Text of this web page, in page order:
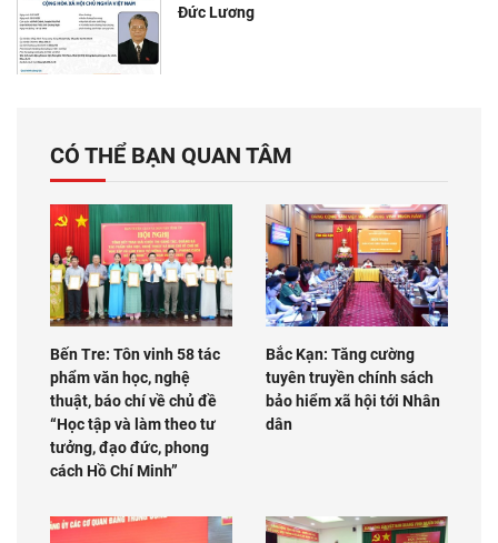
Đức Lương
CÓ THỂ BẠN QUAN TÂM
Bến Tre: Tôn vinh 58 tác
phẩm văn học, nghệ
thuật, báo chí về chủ đề
“Học tập và làm theo tư
tưởng, đạo đức, phong
cách Hồ Chí Minh”
Bắc Kạn: Tăng cường
tuyên truyền chính sách
bảo hiểm xã hội tới Nhân
dân